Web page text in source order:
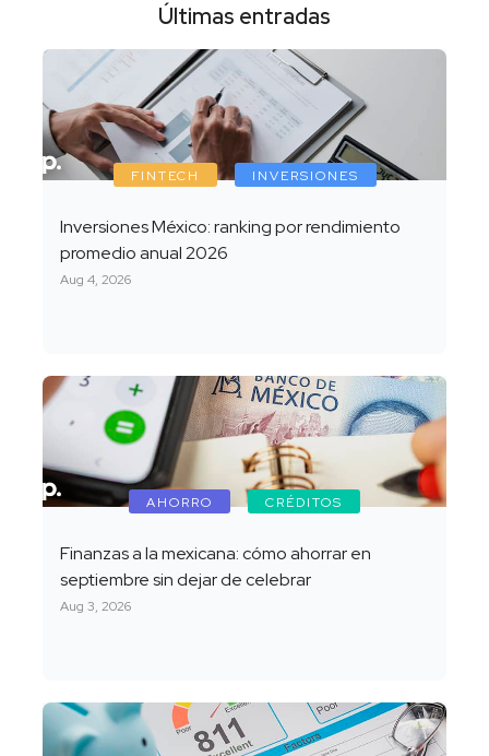
Últimas entradas
FINTECH INVERSIONES
Inversiones México: ranking por rendimiento
promedio anual 2026
Aug 4, 2026
AHORRO CRÉDITOS
Finanzas a la mexicana: cómo ahorrar en
septiembre sin dejar de celebrar
Aug 3, 2026